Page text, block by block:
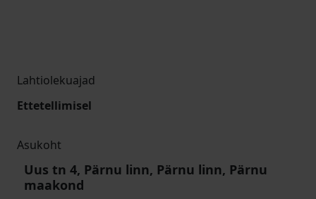
Lahtiolekuajad
Ettetellimisel
Asukoht
Uus tn 4, Pärnu linn, Pärnu linn, Pärnu
maakond